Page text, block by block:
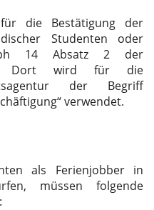
die Bestätigung der
Studenten oder
14 Absatz 2 der
Dort wird für die
der Begriff
verwendet.
als Ferienjobber in
müssen folgende